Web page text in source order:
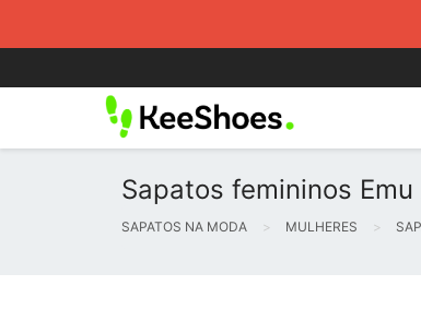
Sapatos femininos
SAPATOS NA MODA MULHERES